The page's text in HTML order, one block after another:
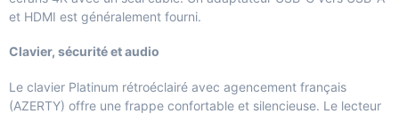
et HDMI est généralement fourni.
Clavier, sécurité et audio
Le clavier Platinum rétroéclairé avec agencement français
(AZERTY) offre une frappe confortable et silencieuse. Le lecteur